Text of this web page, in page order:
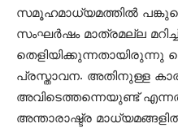
സമൂഹമാധ്യമത്തില്‍
സംഘര്‍ഷം മാത്രമല്ല
തെളിയിക്കുന്നതായിരുന്നു
പ്രസ്താവന. അതിനുള്ള
അവിടെത്തന്നെയുണ്ട്
അന്താരാഷ്ട്ര